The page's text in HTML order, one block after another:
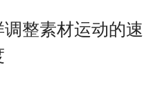
调整素材运动的速